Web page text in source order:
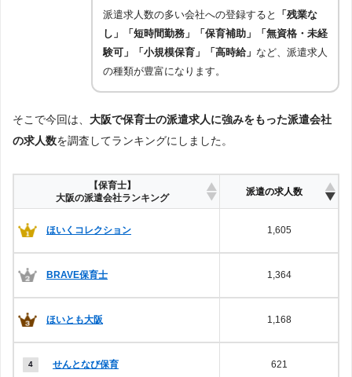
派遣求人数の多い会社への登録すると
「残業な
し」「短時間勤務」「保育補助」「無資格・未経
験可」「小規模保育」「高時給」 など、派遣求人
の種類が豊富になります。
そこで今回は、 大阪で保育士の派遣求人に強みをもった派遣会社
の求人数を調査してランキングにしました。
【保育士】
大阪の派遣会社ランキング
派遣の求人数
ほいくコレクション 1,605
BRAVE保育士 1,364
ほいとも大阪 1,168
せんとなび保育 621